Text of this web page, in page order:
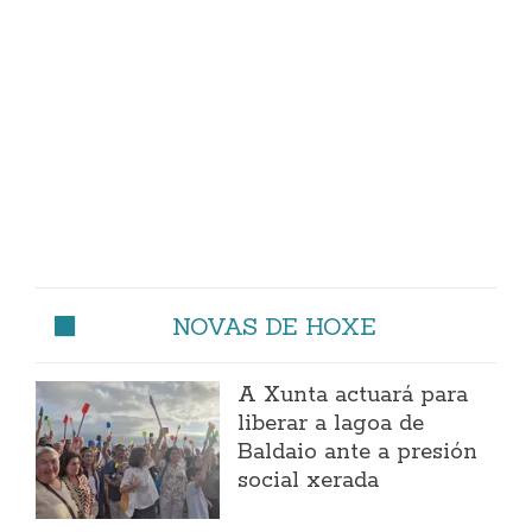
NOVAS DE HOXE
A Xunta actuará para
liberar a lagoa de
Baldaio ante a presión
social xerada